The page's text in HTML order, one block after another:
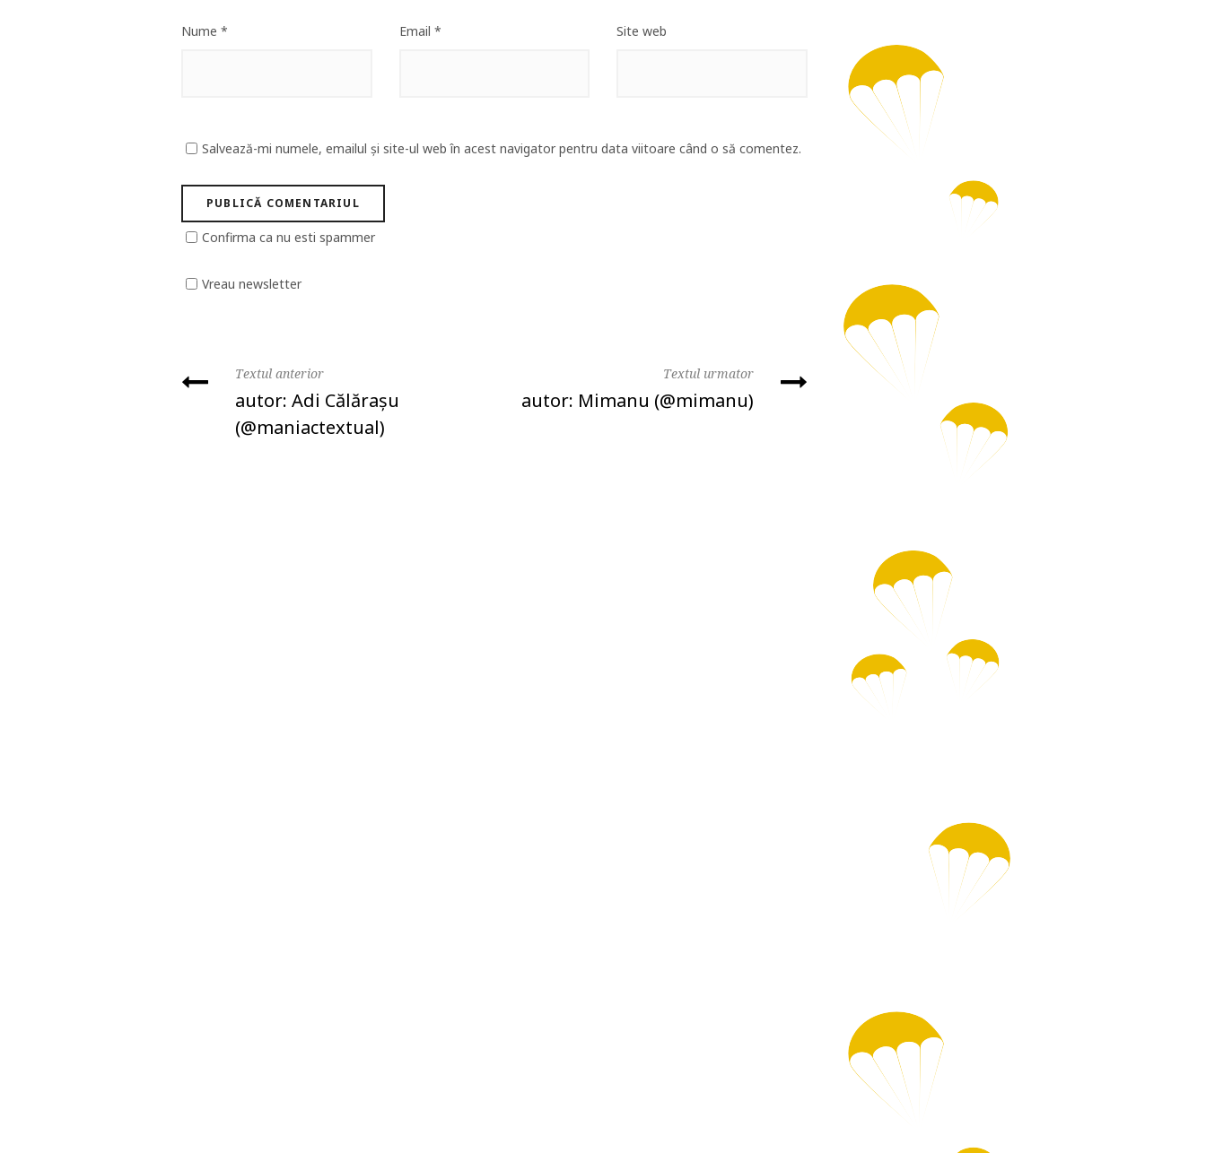
Nume * Email * Site web
Salvează-mi numele, emailul și site-ul web în acest navigator pentru data viitoare când o să comentez.
Confirma ca nu esti spammer
Vreau newsletter
Textul anterior
autor: Adi Călăraşu
(@maniactextual)
Textul urmator
autor: Mimanu (@mimanu)